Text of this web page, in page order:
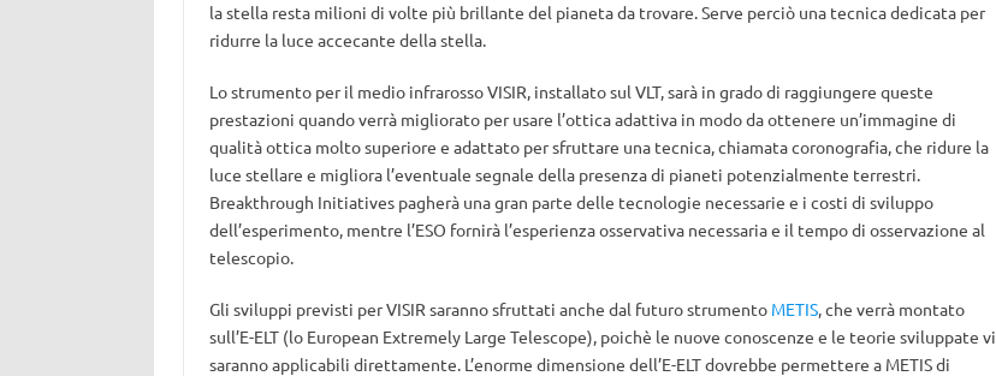
la stella resta milioni di volte più brillante del pianeta da trovare. Serve perciò una tecnica dedicata per
ridurre la luce accecante della stella.
Lo strumento per il medio infrarosso VISIR, installato sul VLT, sarà in grado di raggiungere queste
prestazioni quando verrà migliorato per usare l’ottica adattiva in modo da ottenere un’immagine di
qualità ottica molto superiore e adattato per sfruttare una tecnica, chiamata coronografia, che ridure la
luce stellare e migliora l’eventuale segnale della presenza di pianeti potenzialmente terrestri.
Breakthrough Initiatives pagherà una gran parte delle tecnologie necessarie e i costi di sviluppo
dell’esperimento, mentre l’ESO fornirà l’esperienza osservativa necessaria e il tempo di osservazione al
telescopio.
Gli sviluppi previsti per VISIR saranno sfruttati anche dal futuro strumento METIS, che verrà montato
sull’E-ELT (lo European Extremely Large Telescope), poichè le nuove conoscenze e le teorie sviluppate vi
saranno applicabili direttamente. L’enorme dimensione dell’E-ELT dovrebbe permettere a METIS di